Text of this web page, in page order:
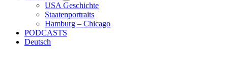
USA Geschichte
Staatenportraits
Hamburg – Chicago
PODCASTS
Deutsch